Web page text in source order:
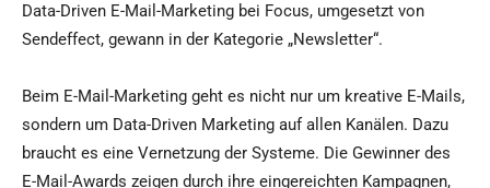
Data-Driven E-Mail-Marketing bei Focus, umgesetzt von
Sendeffect, gewann in der Kategorie „Newsletter“.
Beim E-Mail-Marketing geht es nicht nur um kreative E-Mails,
sondern um Data-Driven Marketing auf allen Kanälen. Dazu
braucht es eine Vernetzung der Systeme. Die Gewinner des
E-Mail-Awards zeigen durch ihre eingereichten Kampagnen,